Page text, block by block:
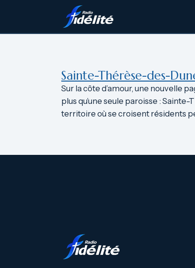
contenu
Sainte-Thérèse-des-
Sur la côte d’amour, une nouvelle
plus qu’une seule paroisse :
territoire où se croisent résidents